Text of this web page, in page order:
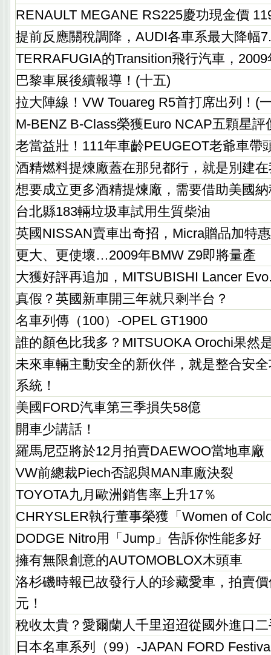
RENAULT MEGANE RS225慶功現金價
提前反應關稅調降，AUDI各車系最大降幅
TERRAFUGIA的Transition飛行汽車，
巴黎車展後續報導！(十五)
拉大陣線！VW Touareg R5首打席出列！(
M-BENZ B-Class榮獲Euro NCAP五顆星評
老當益壯！111年車齡PEUGEOT老爺車帶
酒精燃料提煉廠蓋在那兒都行，就是別建
想要成立更多酒精提煉廠，需要借助美國
台北縣183輛垃圾車試用生質柴油
英國NISSAN賣車出奇招，Micra贈品加特
更大、更使壞…2009年BMW Z9即將量產
大獲好評再追加，MITSUBISHI Lancer
真假？英國新車開三年就只剩半台？
名車列傳（100）-OPEL GT1900
誰的顏色比我多？MITSUOKA Orochi果然
未來車輛主動安全的新伙伴，就是整合安
系統！
美國FORD汽車第三季損失58億
開車少講話！
羅馬尼亞將於12月拍賣DAEWOO當地車廠
VW前總裁Piech否認與MAN車廠決裂
TOYOTA九月歐洲銷售率上升17％
CHRYSLER執行董事榮獲「Women of
DODGE Nitro用「Jump」告訴你性能多好
擁有無限創意的AUTOMOBLOX木頭車
洛杉磯時報已故發行人的珍藏愛車，拍賣
元！
稅收太貴？愛爾蘭人千里迢迢從國外進口
日本名車系列（99）-JAPAN FORD